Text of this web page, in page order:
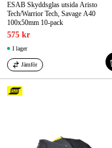
ESAB Skyddsglas utsida Aristo
Tech/Warrior Tech, Savage A40
100x50mm 10-pack
575 kr
I lager
Jämför